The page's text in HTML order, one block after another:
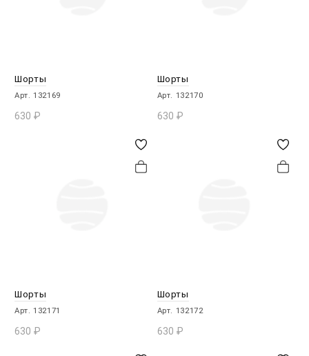
Шорты
Арт. 132169
630 ₽
Шорты
Арт. 132170
630 ₽
Шорты
Арт. 132171
630 ₽
Шорты
Арт. 132172
630 ₽